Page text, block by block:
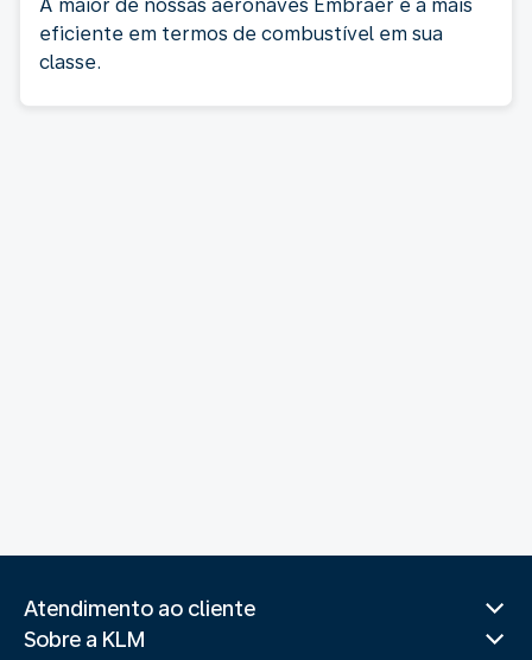
A maior de nossas aeronaves Embraer é a mais
eficiente em termos de combustível em sua
classe.
Atendimento ao cliente
Sobre a KLM